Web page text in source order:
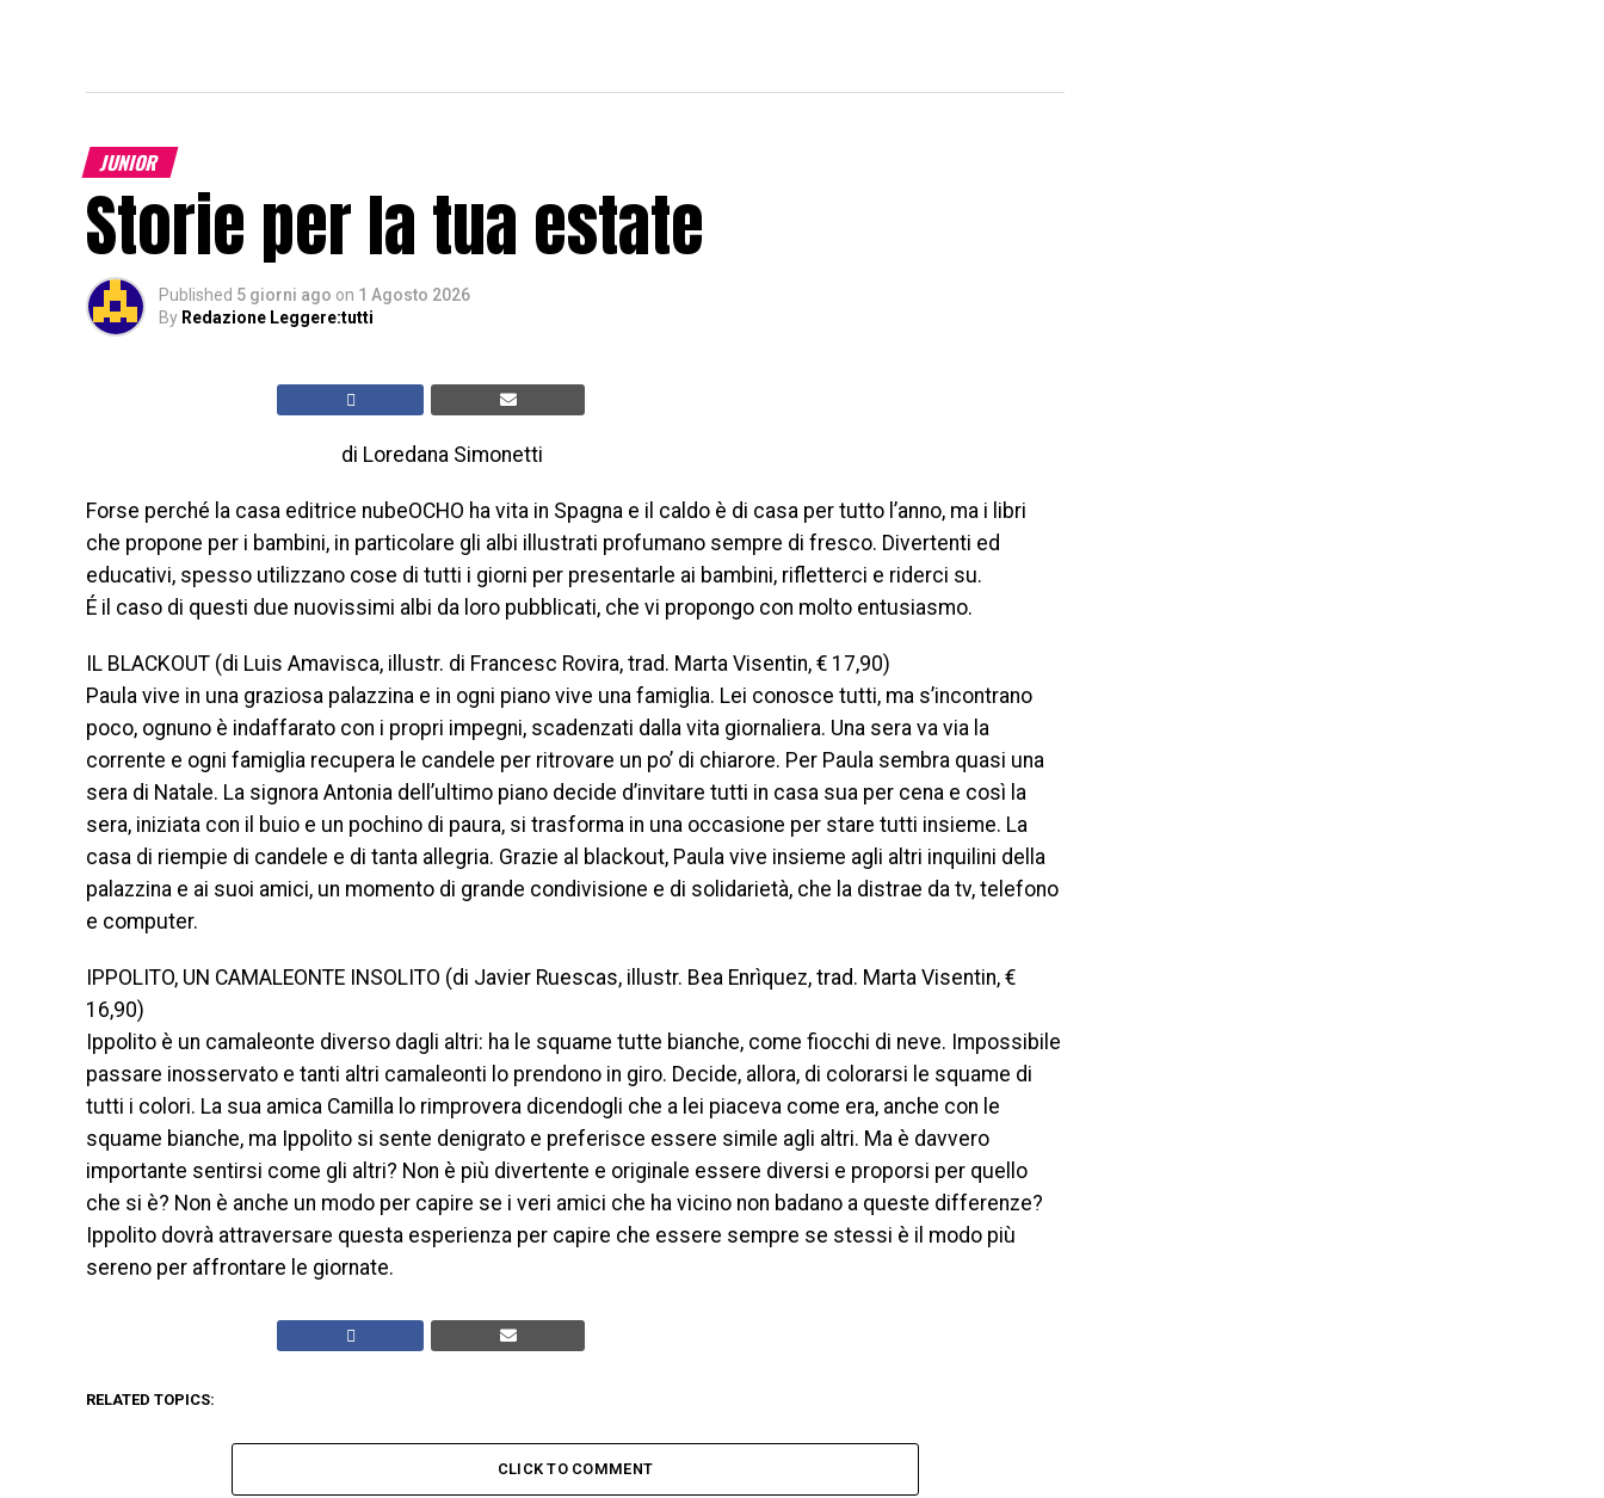
JUNIOR
Storie per la tua estate
Published 5 giorni ago on 1 Agosto 2026
By Redazione Leggere:tutti
di Loredana Simonetti
Forse perché la casa editrice nubeOCHO ha vita in Spagna e il caldo è di casa per tutto l’anno, ma i libri
che propone per i bambini, in particolare gli albi illustrati profumano sempre di fresco. Divertenti ed
educativi, spesso utilizzano cose di tutti i giorni per presentarle ai bambini, rifletterci e riderci su.
É il caso di questi due nuovissimi albi da loro pubblicati, che vi propongo con molto entusiasmo.
IL BLACKOUT (di Luis Amavisca, illustr. di Francesc Rovira, trad. Marta Visentin, € 17,90)
Paula vive in una graziosa palazzina e in ogni piano vive una famiglia. Lei conosce tutti, ma s’incontrano
poco, ognuno è indaffarato con i propri impegni, scadenzati dalla vita giornaliera. Una sera va via la
corrente e ogni famiglia recupera le candele per ritrovare un po’ di chiarore. Per Paula sembra quasi una
sera di Natale. La signora Antonia dell’ultimo piano decide d’invitare tutti in casa sua per cena e così la
sera, iniziata con il buio e un pochino di paura, si trasforma in una occasione per stare tutti insieme. La
casa di riempie di candele e di tanta allegria. Grazie al blackout, Paula vive insieme agli altri inquilini della
palazzina e ai suoi amici, un momento di grande condivisione e di solidarietà, che la distrae da tv, telefono
e computer.
IPPOLITO, UN CAMALEONTE INSOLITO (di Javier Ruescas, illustr. Bea Enrìquez, trad. Marta Visentin, €
16,90)
Ippolito è un camaleonte diverso dagli altri: ha le squame tutte bianche, come fiocchi di neve. Impossibile
passare inosservato e tanti altri camaleonti lo prendono in giro. Decide, allora, di colorarsi le squame di
tutti i colori. La sua amica Camilla lo rimprovera dicendogli che a lei piaceva come era, anche con le
squame bianche, ma Ippolito si sente denigrato e preferisce essere simile agli altri. Ma è davvero
importante sentirsi come gli altri? Non è più divertente e originale essere diversi e proporsi per quello
che si è? Non è anche un modo per capire se i veri amici che ha vicino non badano a queste differenze?
Ippolito dovrà attraversare questa esperienza per capire che essere sempre se stessi è il modo più
sereno per affrontare le giornate.
RELATED TOPICS:
CLICK TO COMMENT